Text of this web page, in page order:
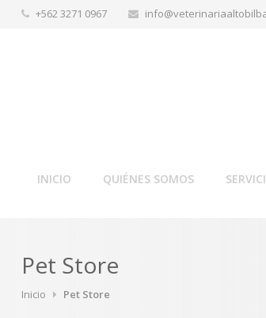
+562 3271 0967
INICIO QUIÉNES SOMOS
Pet Store
Inicio Pet Store